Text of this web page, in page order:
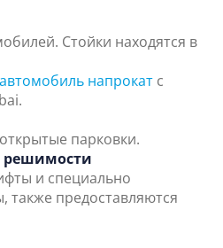
Стойки находятся в
напрокат с
парковки.
решимости
и специально
также предоставляются